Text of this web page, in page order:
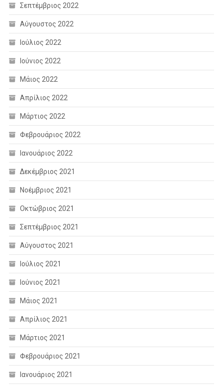
Σεπτέμβριος 2022
Αύγουστος 2022
Ιούλιος 2022
Ιούνιος 2022
Μάιος 2022
Απρίλιος 2022
Μάρτιος 2022
Φεβρουάριος 2022
Ιανουάριος 2022
Δεκέμβριος 2021
Νοέμβριος 2021
Οκτώβριος 2021
Σεπτέμβριος 2021
Αύγουστος 2021
Ιούλιος 2021
Ιούνιος 2021
Μάιος 2021
Απρίλιος 2021
Μάρτιος 2021
Φεβρουάριος 2021
Ιανουάριος 2021